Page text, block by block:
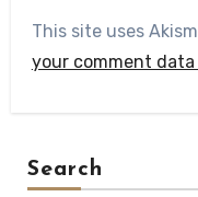
This site uses
your comment data
Search